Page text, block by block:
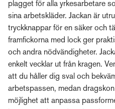
plagget för alla yrkesarbetare
sina arbetskläder. Jackan är
tryckknappar för en säker och
framfickorna med lock ger
och andra nödvändigheter.
enkelt vecklar ut från kragen.
att du håller dig sval och
arbetspassen, medan
möjlighet att anpassa